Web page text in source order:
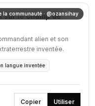
la communauté · @ozansihay
sur le champ de
alien et son
inventée.
langue inventée
Copier Utiliser